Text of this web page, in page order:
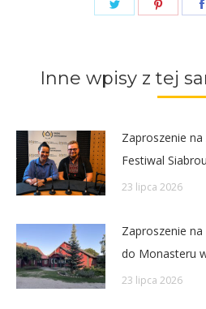
Inne wpisy z tej
Zaproszenie
Festiwal
23 lipca 2026
Zaproszenie
do Monasteru
23 lipca 2026